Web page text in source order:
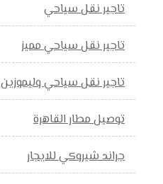
تاجير نقل سياحي
تاجير نقل سياحي مميز
تاجير نقل سياحي وليموزين
توصيل مطار القاهرة
جراند شيروكي للايجار